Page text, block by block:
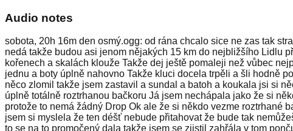
Audio notes
sobota, 20h 16m den osmý.ogg: od rána chcalo sice ne zas tak
nedá takže budou asi jenom nějakých 15 km do nejbližšího Lidlu
kořenech a skalách klouže Takže dej ještě pomaleji než vůbec
jednu a boty úplně nahovno Takže kluci docela trpěli a šli hodně
něco zlomil takže jsem zastavil a sundal a batoh a koukala jsi si
úplně totálně roztrhanou bačkoru Já jsem nechápala jako že si
protože to nemá žádný Drop Ok ale že si někdo vezme roztrhané
jsem si myslela že ten déšť nebude přitahovat že bude tak
to se na to promočený dala takže jsem se zjistil zahřála v tom